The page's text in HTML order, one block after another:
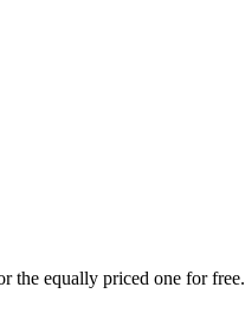
the equally priced one for free.